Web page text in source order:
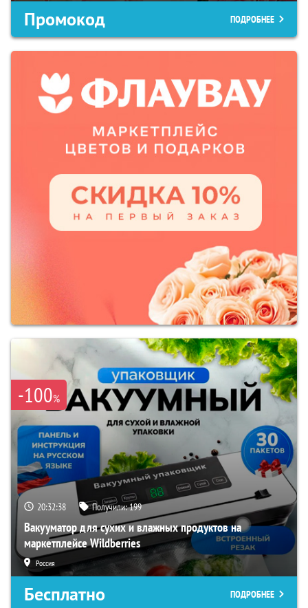
Промокод ПОДРОБНЕЕ
-100%
20:32:37 Получили:199
Вакууматор для сухих и влажных продуктов на
маркетплейсе Wildberries
Россия
Бесплатно ПОДРОБНЕЕ